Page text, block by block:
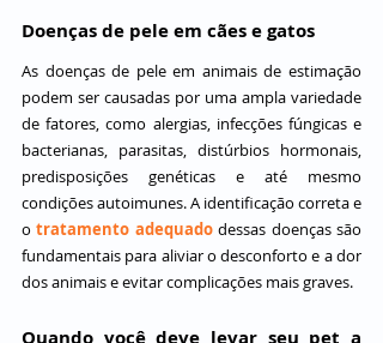
Doenças de pele em cães e gatos
As doenças de pele em animais de estimação
podem ser causadas por uma ampla variedade
de fatores, como alergias, infecções fúngicas e
bacterianas, parasitas, distúrbios hormonais,
predisposições genéticas e até mesmo
condições autoimunes. A identificação correta e
o tratamento adequado dessas doenças são
fundamentais para aliviar o desconforto e a dor
dos animais e evitar complicações mais graves.
Quando você deve levar seu pet a